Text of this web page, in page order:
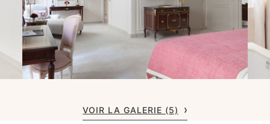
VOIR LA GALERIE (5)